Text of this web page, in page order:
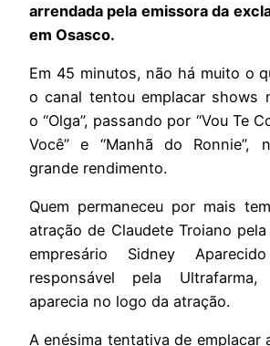
arrendada pela emissora da
em Osasco.
Em 45 minutos, não há muito o
o canal tentou emplacar shows
o “Olga”, passando por “Vou Te
Você” e “Manhã do Ronnie”,
grande rendimento.
Quem permaneceu por mais
atração de Claudete Troiano
empresário Sidney
responsável pela
aparecia no logo da atração.
A enésima tentativa de emplacar